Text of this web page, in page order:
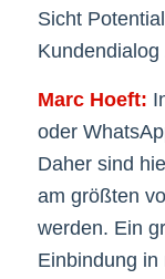
Sicht
Marc Hoeft:
oder
Daher sind
am größten
werden. Ein
Einbindung in